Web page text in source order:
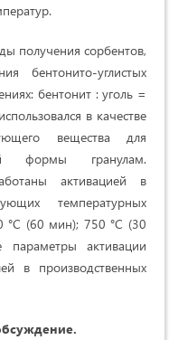
получения сорбентов,
бентонито-углистых
бентонит : уголь =
в качестве
вещества для
формы гранулам.
активацией в
температурных
°С (60 мин); 750 °С (30
параметры активации
в производственных